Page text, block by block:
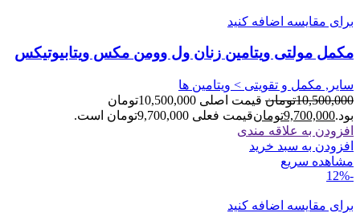
برای مقایسه اضافه کنید
مکمل مولتی ویتامین زنان ول وومن مکس ویتابیوتیکس
سایر, مکمل و تقویتی > ویتامین ها
10,500,000تومان
قیمت اصلی 10,500,000تومان
بود.9,700,000تومانقیمت فعلی 9,700,000تومان است.
افزودن به علاقه مندی
افزودن به سبد خرید
مشاهده سریع
-12%
برای مقایسه اضافه کنید